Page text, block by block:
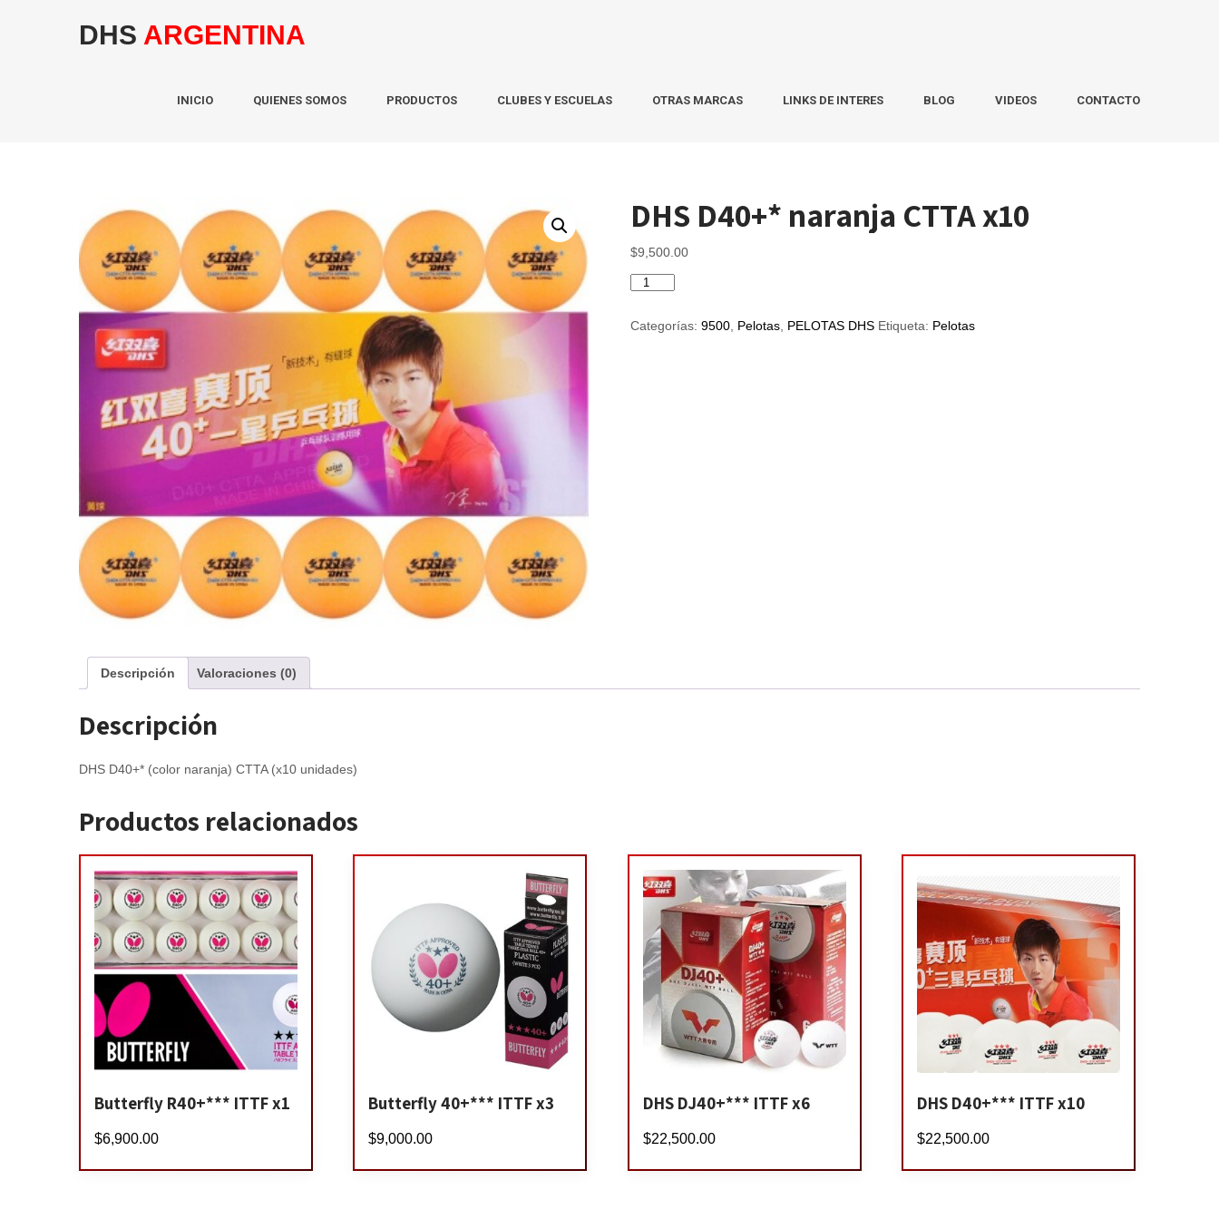
DHS ARGENTINA
INICIO QUIENES SOMOS PRODUCTOS CLUBES Y ESCUELAS OTRAS MARCAS LINKS DE INTERES BLOG VIDEOS CONTACTO
DHS D40+* naranja CTTA x10
$9,500.00
DHS
CTTA
Categorías:9500 Pelotas PELOTAS DHS Etiqueta: Pelotas
Descripción Valoraciones (0)
Descripción
DHS D40+* (color naranja) CTTA (x10 unidades)
Productos relacionados
Butterfly R40+*** ITTF x1
$6,900.00
Butterfly 40+*** ITTF x3
$9,000.00
DHS DJ40+*** ITTF x6
$22,500.00
DHS D40+*** ITTF x10
$22,500.00